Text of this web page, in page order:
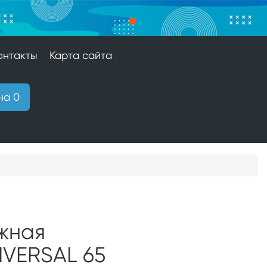
Карта сайта
0
65